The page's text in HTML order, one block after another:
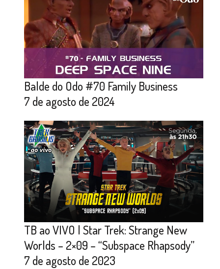
Balde do Odo #70 Family Business
7 de agosto de 2024
TB ao VIVO | Star Trek: Strange New
Worlds – 2×09 – “Subspace Rhapsody”
7 de agosto de 2023